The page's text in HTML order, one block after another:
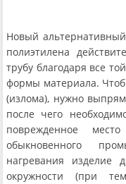
Новый
полиэтилена
трубу благодаря все
формы материала.
(излома), нужно
после чего
поврежденное
обыкновенного
нагревания изделие
окружности (при